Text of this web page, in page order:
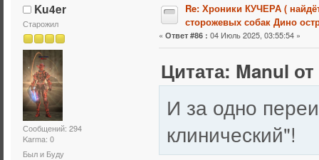
Ku4er
Старожил
Сообщений: 294
Karma: 0
Был и Буду
Re: Хроники КУЧЕРА (
сторожевых собак Дино
« Ответ #86 : 04 Июль 2025, 03:55:54 »
Цитата: Manul
И за одно
клинический"!